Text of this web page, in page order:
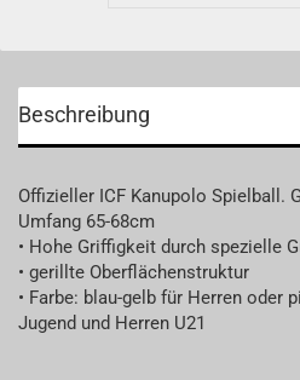
Beschreibung
Offizieller ICF Kanupolo Spielball.
Umfang 65-68cm
• Hohe Griffigkeit durch spezielle
• gerillte Oberflächenstruktur
• Farbe: blau-gelb für Herren oder
Jugend und Herren U21